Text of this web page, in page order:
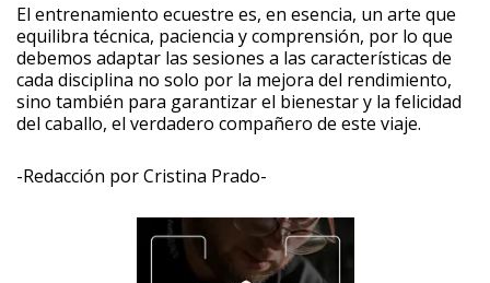
El entrenamiento ecuestre es, en esencia, un arte que
equilibra técnica, paciencia y comprensión, por lo que
debemos adaptar las sesiones a las características de
cada disciplina no solo por la mejora del rendimiento,
sino también para garantizar el bienestar y la felicidad
del caballo, el verdadero compañero de este viaje.
-Redacción por Cristina Prado-